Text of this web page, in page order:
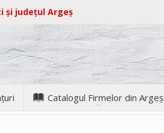
și județul Argeș
Catalogul Firmelor din Argeș